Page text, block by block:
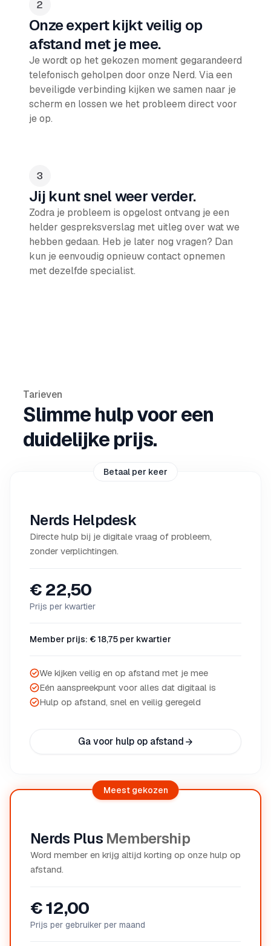
Onze expert kijkt veilig op
afstand met je mee.
Je wordt op het gekozen moment gegarandeerd
telefonisch geholpen door onze Nerd. Via een
beveiligde verbinding kijken we samen naar je
scherm en lossen we het probleem direct voor
je op.
Jij kunt snel weer verder.
Zodra je probleem is opgelost ontvang je een
helder gespreksverslag met uitleg over wat we
hebben gedaan. Heb je later nog vragen? Dan
kun je eenvoudig opnieuw contact opnemen
met dezelfde specialist.
Tarieven
Slimme hulp voor een
duidelijke prijs.
Nerds Helpdesk
Directe hulp bij je digitale vraag of probleem,
zonder verplichtingen.
€ 22,50
Prijs per kwartier
Member prijs: € 18,75 per kwartier
We kijken veilig en op afstand met je mee
Eén aanspreekpunt voor alles dat digitaal is
Hulp op afstand, snel en veilig geregeld
Ga voor hulp op afstand
Betaal per keer
Nerds Plus Membership
Word member en krijg altijd korting op onze hulp op
afstand.
€ 12,00
Prijs per gebruiker per maand
Meest gekozen